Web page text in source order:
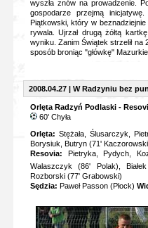
wyszła znów na prowadzenie.
gospodarze przejmą
Piątkowski, który w beznadziejnie
rywala. Ujrzał drugą żółtą
wyniku. Zanim Świątek strzelił
sposób broniąc "główkę"
2008.04.27 | W Radzyniu bez
Orlęta Radzyń Podlaski -
60' Chyła
Orlęta: Stężała, Ślusarczyk,
Borysiuk, Butryn (71'
Resovia: Pietryka, Pydych,
Walaszczyk (86' Polak), Białek
Rozborski (77' Grabowski)
Sędzia: Paweł Passon (Płock)